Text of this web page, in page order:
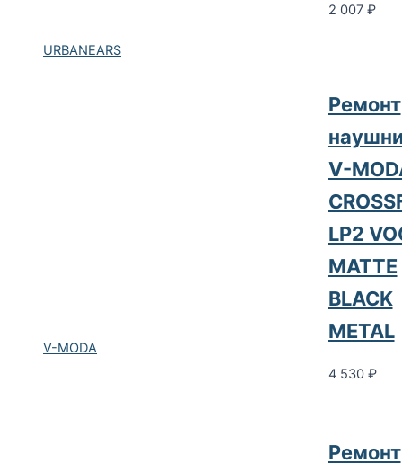
URBANEARS
2 007 ₽
V-MODA
Ремонт
V-
LP2
MATTE
BLACK
METAL
4 530 ₽
Ремонт